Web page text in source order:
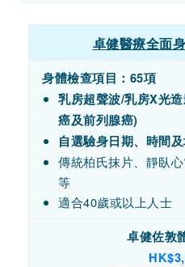
卓健醫療全面
身體檢查項目：65項
乳房超聲波/乳房X光
癌及前列腺癌)
自選驗身日期、時間
傳統柏氏抹片、靜臥
等
適合40歲或以上人士
卓健佐敦